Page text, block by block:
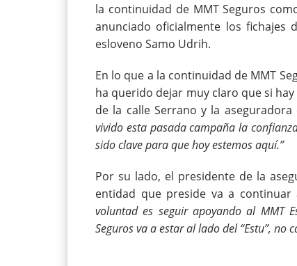
la continuidad de MMT Seguros
anunciado oficialmente los fichajes
esloveno Samo Udrih.
En lo que a la continuidad de MMT
ha querido dejar muy claro que si
de la calle Serrano y la aseguradora
vivido esta pasada campaña la
sido clave para que hoy estemos aquí.”
Por su lado, el presidente de la
entidad que preside va a
voluntad es seguir apoyando al MMT
Seguros va a estar al lado del “Estu”, no